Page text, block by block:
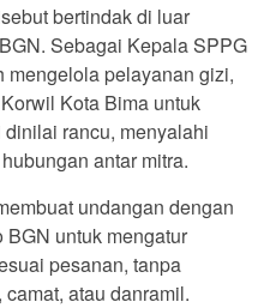
bertindak di luar
Sebagai Kepala SPPG
mengelola pelayanan gizi,
Kota Bima untuk
rancu, menyalahi
antar mitra.
undangan dengan
untuk mengatur
pesanan, tanpa
atau danramil.